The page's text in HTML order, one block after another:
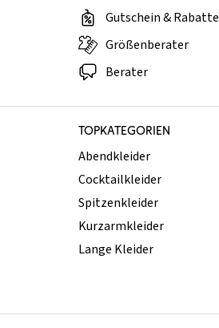
Gutschein & Rabatte
Größenberater
Berater
TOPKATEGORIEN
Abendkleider
Cocktailkleider
Spitzenkleider
Kurzarmkleider
Lange Kleider